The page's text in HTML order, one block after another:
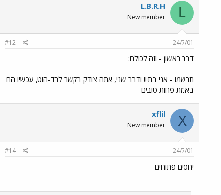
L
L.B.R.H
New member
24/7/01
#12
דבר ראשון - וזה לכולם:
תרשמו - אני בת!!! ודבר שני, אתה צודק בקשר לרד-הוט, עכשיו הם
באמת פחות טובים
X
xflil
New member
24/7/01
#14
יחסים פתוחים